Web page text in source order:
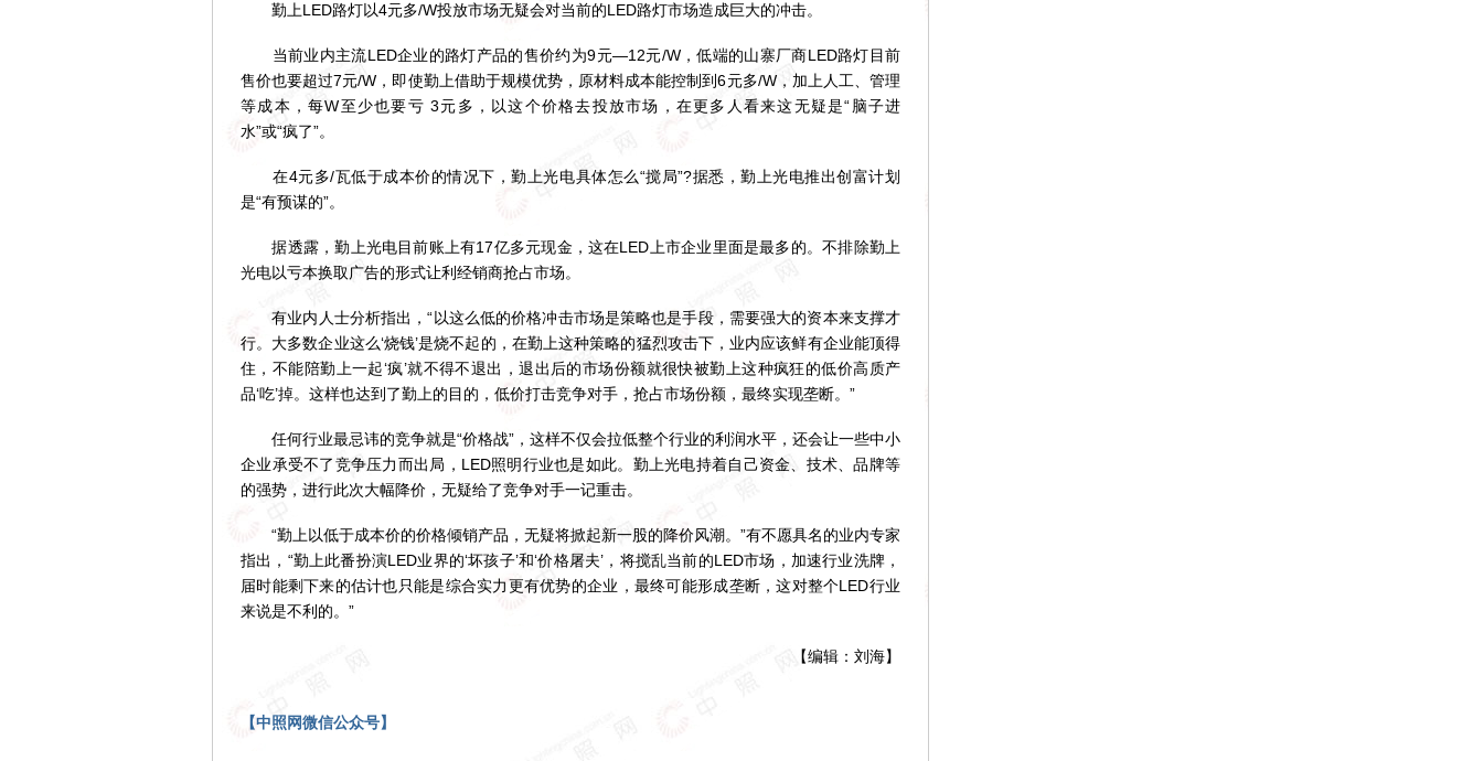
勤上LED路灯以4元多/W投放市场无疑会对当前的LED路灯市场造成巨大的冲击。
当前业内主流LED企业的路灯产品的售价约为9元—12元/W，低端的山寨厂商LED路灯目前
售价也要超过7元/W，即使勤上借助于规模优势，原材料成本能控制到6元多/W，加上人工、管理
等成本，每W至少也要亏 3元多，以这个价格去投放市场，在更多人看来这无疑是“脑子进
水”或“疯了”。
在4元多/瓦低于成本价的情况下，勤上光电具体怎么“搅局”?据悉，勤上光电推出创富计划
是“有预谋的”。
据透露，勤上光电目前账上有17亿多元现金，这在LED上市企业里面是最多的。不排除勤上
光电以亏本换取广告的形式让利经销商抢占市场。
有业内人士分析指出，“以这么低的价格冲击市场是策略也是手段，需要强大的资本来支撑才
行。大多数企业这么‘烧钱’是烧不起的，在勤上这种策略的猛烈攻击下，业内应该鲜有企业能顶得
住，不能陪勤上一起‘疯’就不得不退出，退出后的市场份额就很快被勤上这种疯狂的低价高质产
品‘吃’掉。这样也达到了勤上的目的，低价打击竞争对手，抢占市场份额，最终实现垄断。”
任何行业最忌讳的竞争就是“价格战”，这样不仅会拉低整个行业的利润水平，还会让一些中小
企业承受不了竞争压力而出局，LED照明行业也是如此。勤上光电持着自己资金、技术、品牌等
的强势，进行此次大幅降价，无疑给了竞争对手一记重击。
“勤上以低于成本价的价格倾销产品，无疑将掀起新一股的降价风潮。”有不愿具名的业内专家
指出，“勤上此番扮演LED业界的‘坏孩子’和‘价格屠夫’，将搅乱当前的LED市场，加速行业洗牌，
届时能剩下来的估计也只能是综合实力更有优势的企业，最终可能形成垄断，这对整个LED行业
来说是不利的。”
【编辑：刘海】
【中照网微信公众号】